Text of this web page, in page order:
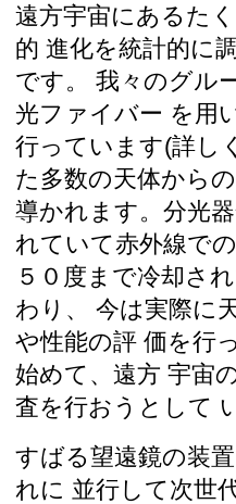
遠方宇宙にあるた
的 進化を統計的に
です。 我々のグル
光ファイバー を用
行っています(詳し
た多数の天体から
導かれます。分光
れていて赤外線で
５０度まで冷却さ
わり、 今は実際に
や性能の評 価を行
始めて、遠方 宇宙
査を行おうとして
すばる望遠鏡の装
れに 並行して次世